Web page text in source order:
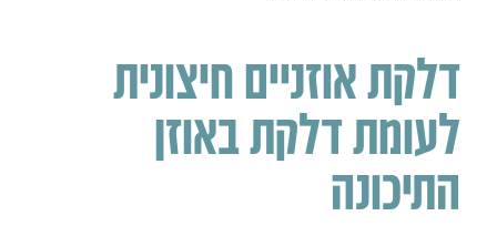
דלקת אוזניים חיצונית
לעומת דלקת באוזן
התיכונה